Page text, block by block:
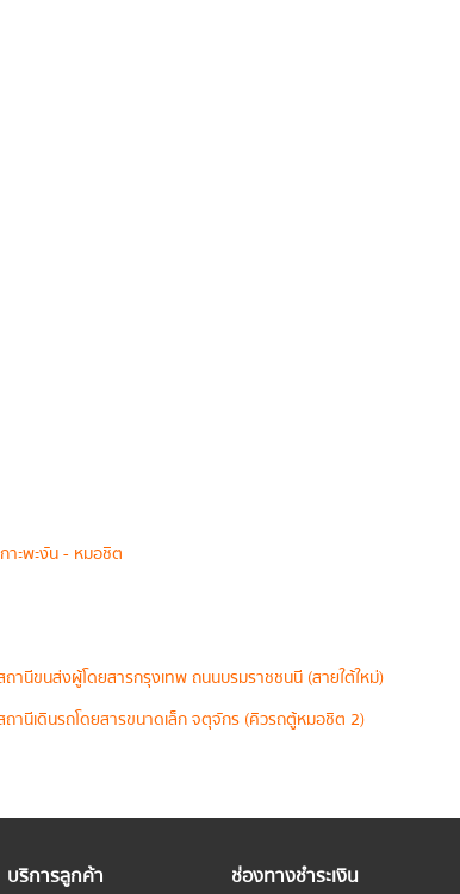
กาะพะงัน - หมอชิต
ถานีขนส่งผู้โดยสารกรุงเทพ ถนนบรมราชชนนี (สายใต้ใหม่)
ถานีเดินรถโดยสารขนาดเล็ก จตุจักร (คิวรถตู้หมอชิต 2)
บริการลูกค้า ช่องทางชำระเงิน